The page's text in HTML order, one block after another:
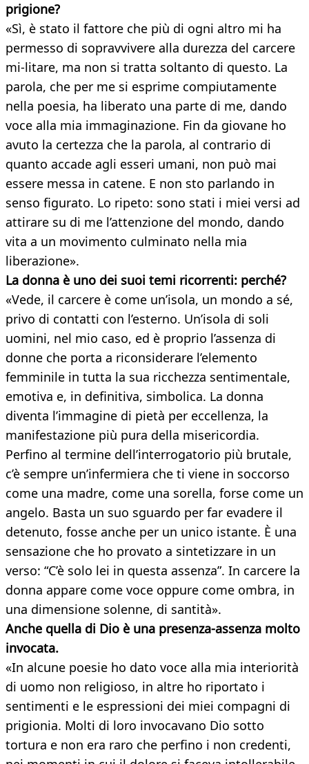
prigione?
«Sì, è stato il fattore che più di ogni altro mi ha
permesso di sopravvivere alla durezza del carcere
mi-litare, ma non si tratta soltanto di questo. La
parola, che per me si esprime compiutamente
nella poesia, ha liberato una parte di me, dando
voce alla mia immaginazione. Fin da giovane ho
avuto la certezza che la parola, al contrario di
quanto accade agli esseri umani, non può mai
essere messa in catene. E non sto parlando in
senso figurato. Lo ripeto: sono stati i miei versi ad
attirare su di me l’attenzione del mondo, dando
vita a un movimento culminato nella mia
liberazione».
La donna è uno dei suoi temi ricorrenti: perché?
«Vede, il carcere è come un’isola, un mondo a sé,
privo di contatti con l’esterno. Un’isola di soli
uomini, nel mio caso, ed è proprio l’assenza di
donne che porta a riconsiderare l’elemento
femminile in tutta la sua ricchezza sentimentale,
emotiva e, in definitiva, simbolica. La donna
diventa l’immagine di pietà per eccellenza, la
manifestazione più pura della misericordia.
Perfino al termine dell’interrogatorio più brutale,
c’è sempre un’infermiera che ti viene in soccorso
come una madre, come una sorella, forse come un
angelo. Basta un suo sguardo per far evadere il
detenuto, fosse anche per un unico istante. È una
sensazione che ho provato a sintetizzare in un
verso: “C’è solo lei in questa assenza”. In carcere la
donna appare come voce oppure come ombra, in
una dimensione solenne, di santità».
Anche quella di Dio è una presenza-assenza molto
invocata.
«In alcune poesie ho dato voce alla mia interiorità
di uomo non religioso, in altre ho riportato i
sentimenti e le espressioni dei miei compagni di
prigionia. Molti di loro invocavano Dio sotto
tortura e non era raro che perfino i non credenti,